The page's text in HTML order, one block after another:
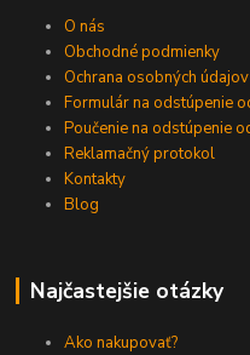
O nás
Obchodné podmienky
Ochrana osobných údajov
Formulár na odstúpenie
Poučenie na odstúpenie
Reklamačný protokol
Kontakty
Blog
Najčastejšie otázky
Ako nakupovať?